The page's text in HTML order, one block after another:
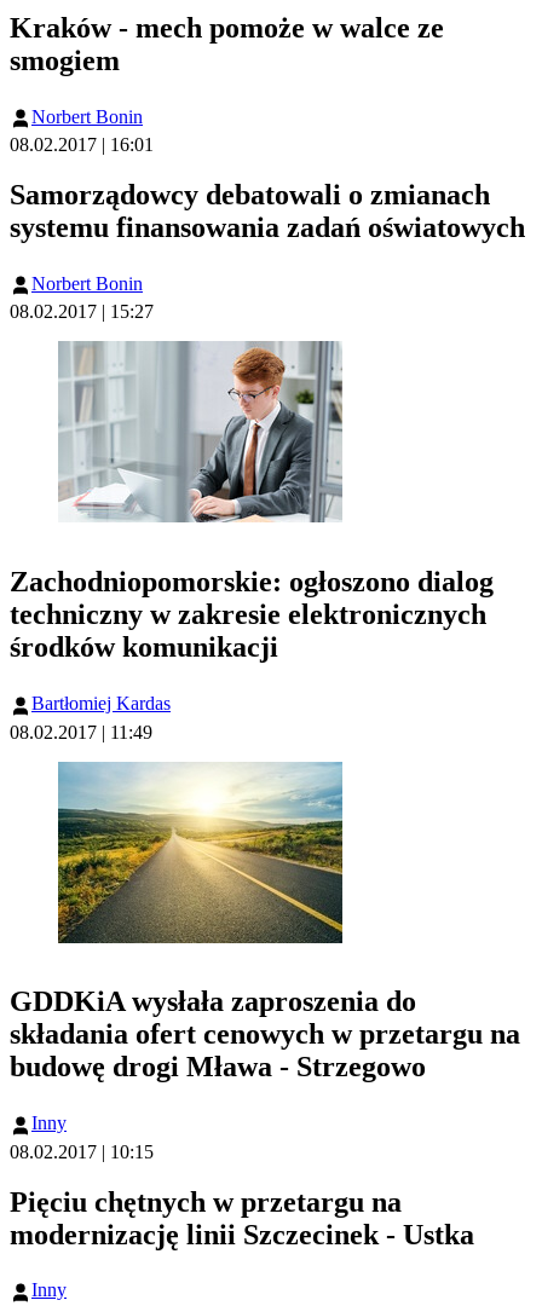
Kraków - mech pomoże w walce ze
smogiem
Norbert Bonin
08.02.2017 | 16:01
Samorządowcy debatowali o zmianach
systemu finansowania zadań oświatowych
Norbert Bonin
08.02.2017 | 15:27
Zachodniopomorskie: ogłoszono dialog
techniczny w zakresie elektronicznych
środków komunikacji
Bartłomiej Kardas
08.02.2017 | 11:49
GDDKiA wysłała zaproszenia do
składania ofert cenowych w przetargu na
budowę drogi Mława - Strzegowo
Inny
08.02.2017 | 10:15
Pięciu chętnych w przetargu na
modernizację linii Szczecinek - Ustka
Inny